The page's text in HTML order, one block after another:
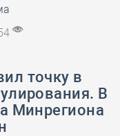
точку в
В
Минрегиона